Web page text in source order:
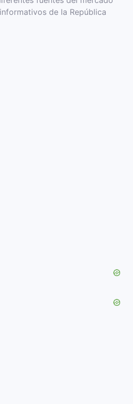
de la República